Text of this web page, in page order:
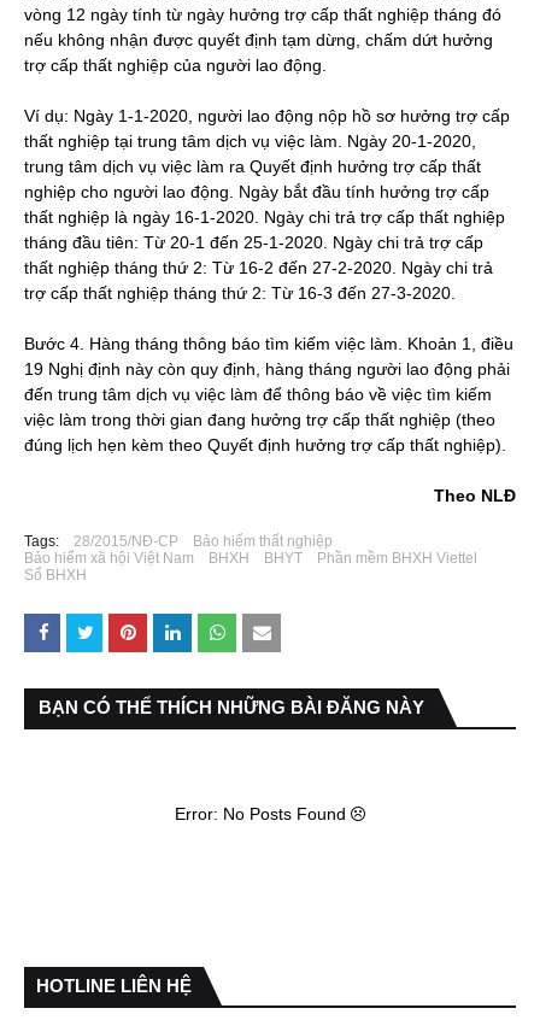
vòng 12 ngày tính từ ngày hưởng trợ cấp thất nghiệp tháng đó
nếu không nhận được quyết định tạm dừng, chấm dứt hưởng
trợ cấp thất nghiệp của người lao động.
Ví dụ: Ngày 1-1-2020, người lao động nộp hồ sơ hưởng trợ cấp
thất nghiệp tại trung tâm dịch vụ việc làm. Ngày 20-1-2020,
trung tâm dịch vụ việc làm ra Quyết định hưởng trợ cấp thất
nghiệp cho người lao động. Ngày bắt đầu tính hưởng trợ cấp
thất nghiệp là ngày 16-1-2020. Ngày chi trả trợ cấp thất nghiệp
tháng đầu tiên: Từ 20-1 đến 25-1-2020. Ngày chi trả trợ cấp
thất nghiệp tháng thứ 2: Từ 16-2 đến 27-2-2020. Ngày chi trả
trợ cấp thất nghiệp tháng thứ 2: Từ 16-3 đến 27-3-2020.
Bước 4. Hàng tháng thông báo tìm kiếm việc làm. Khoản 1, điều
19 Nghị định này còn quy định, hàng tháng người lao động phải
đến trung tâm dịch vụ việc làm để thông báo về việc tìm kiếm
việc làm trong thời gian đang hưởng trợ cấp thất nghiệp (theo
đúng lịch hẹn kèm theo Quyết định hưởng trợ cấp thất nghiệp).
Theo NLĐ
Tags: 28/2015/NĐ-CP
Bảo hiểm thất nghiệp
Bảo hiểm xã hội Việt Nam
BHXH BHYT
Phần mềm BHXH Viettel
Sổ BHXH
BẠN CÓ THỂ THÍCH NHỮNG BÀI ĐĂNG NÀY
Error: No Posts Found
HOTLINE LIÊN HỆ